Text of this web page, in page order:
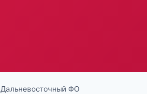
Дальневосточный ФО